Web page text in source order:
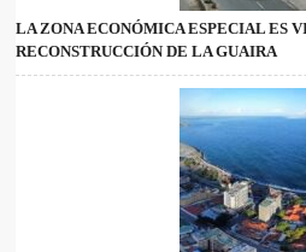
LA ZONA ECONÓMICA ESPECIAL ES
RECONSTRUCCIÓN DE LA GUAIRA